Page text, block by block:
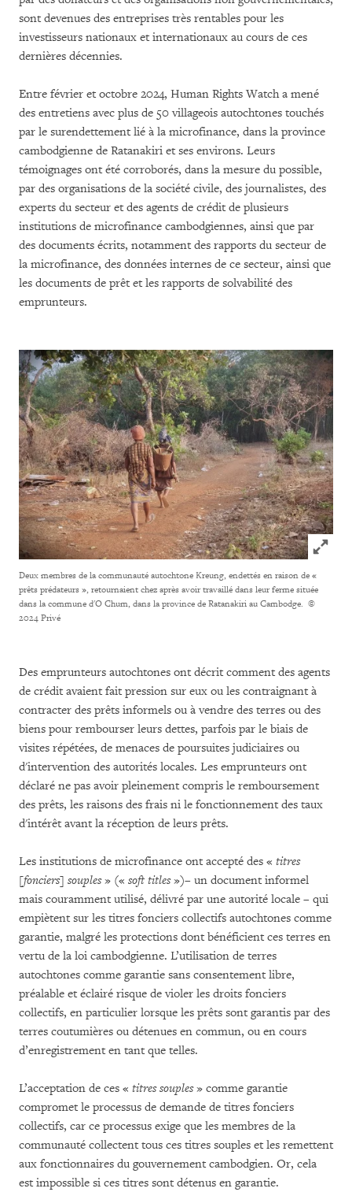
sont devenues des entreprises très rentables pour les
investisseurs nationaux et internationaux au cours de ces
dernières décennies.
Entre février et octobre 2024, Human Rights Watch a mené
des entretiens avec plus de 50 villageois autochtones touchés
par le surendettement lié à la microfinance, dans la province
cambodgienne de Ratanakiri et ses environs. Leurs
témoignages ont été corroborés, dans la mesure du possible,
par des organisations de la société civile, des journalistes, des
experts du secteur et des agents de crédit de plusieurs
institutions de microfinance cambodgiennes, ainsi que par
des documents écrits, notamment des rapports du secteur de
la microfinance, des données internes de ce secteur, ainsi que
les documents de prêt et les rapports de solvabilité des
emprunteurs.
Click to
Deux membres de la communauté autochtone Kreung, endettés en raison de «
prêts prédateurs », retournaient chez après avoir travaillé dans leur ferme située
dans la commune d'O Chum, dans la province de Ratanakiri au Cambodge. ©
2024 Privé
Des emprunteurs autochtones ont décrit comment des agents
de crédit avaient fait pression sur eux ou les contraignant à
contracter des prêts informels ou à vendre des terres ou des
biens pour rembourser leurs dettes, parfois par le biais de
visites répétées, de menaces de poursuites judiciaires ou
d'intervention des autorités locales. Les emprunteurs ont
déclaré ne pas avoir pleinement compris le remboursement
des prêts, les raisons des frais ni le fonctionnement des taux
d'intérêt avant la réception de leurs prêts.
Les institutions de microfinance ont accepté des « titres
[fonciers] souples» (« soft titles»)– un document informel
mais couramment utilisé, délivré par une autorité locale – qui
empiètent sur les titres fonciers collectifs autochtones comme
garantie, malgré les protections dont bénéficient ces terres en
vertu de la loi cambodgienne. L’utilisation de terres
autochtones comme garantie sans consentement libre,
préalable et éclairé risque de violer les droits fonciers
collectifs, en particulier lorsque les prêts sont garantis par des
terres coutumières ou détenues en commun, ou en cours
d’enregistrement en tant que telles.
L’acceptation de ces « titres souples» comme garantie
compromet le processus de demande de titres fonciers
collectifs, car ce processus exige que les membres de la
communauté collectent tous ces titres souples et les remettent
aux fonctionnaires du gouvernement cambodgien. Or, cela
est impossible si ces titres sont détenus en garantie.